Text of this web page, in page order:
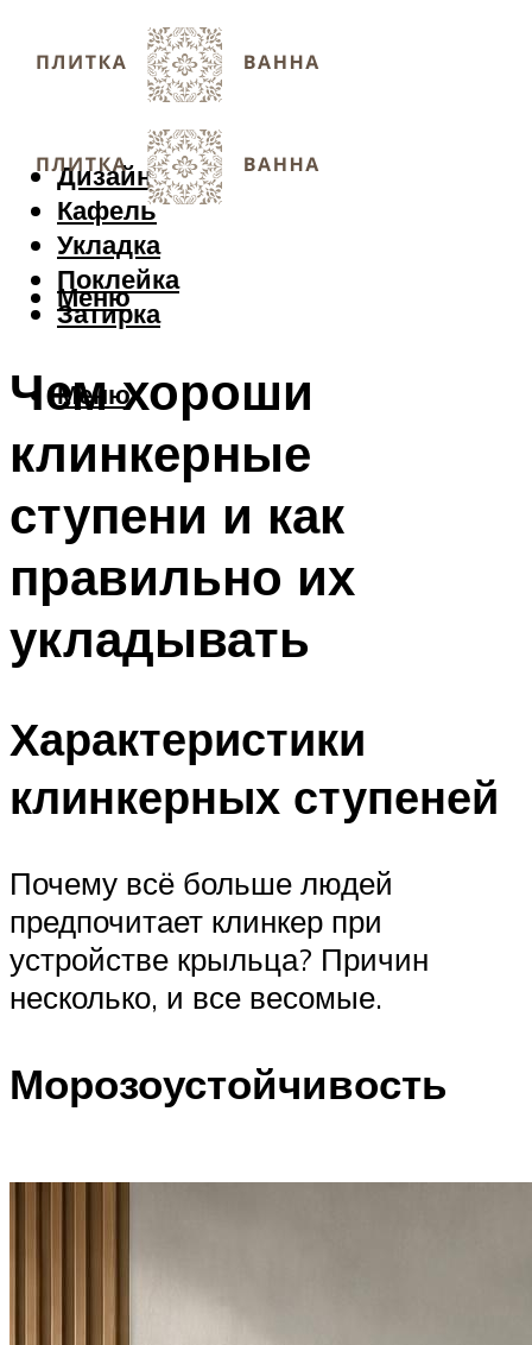
Дизайн
Кафель
Укладка
Поклейка
Затирка
Меню
Меню
Чем хороши
клинкерные
ступени и как
правильно их
укладывать
Характеристики
клинкерных ступеней
Почему всё больше людей
предпочитает клинкер при
устройстве крыльца? Причин
несколько, и все весомые.
Морозоустойчивость